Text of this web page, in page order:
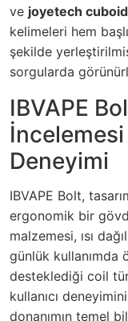
ve joyetech
kelimeleri hem
şekilde
sorgularda
IBVAPE
İncelemesi
Deneyimi
IBVAPE Bolt,
ergonomik bir
malzemesi, ısı
günlük kullanımda
desteklediği coil
kullanıcı
donanımın temel